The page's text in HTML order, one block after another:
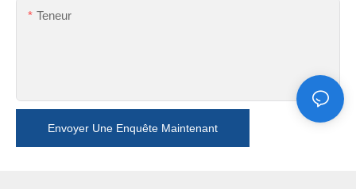
Teneur
Envoyer Une Enquête Maintenant